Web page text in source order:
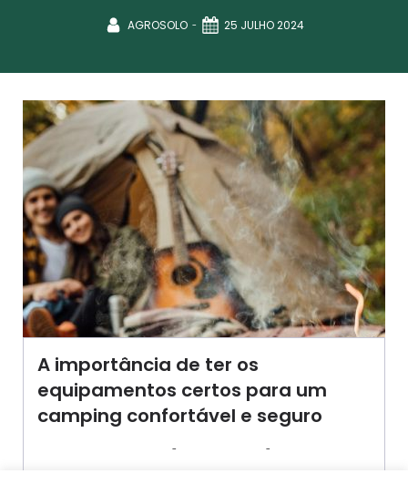
AGROSOLO - 25 JULHO 2024
A importância de ter os
equipamentos certos para um
camping confortável e seguro
- -